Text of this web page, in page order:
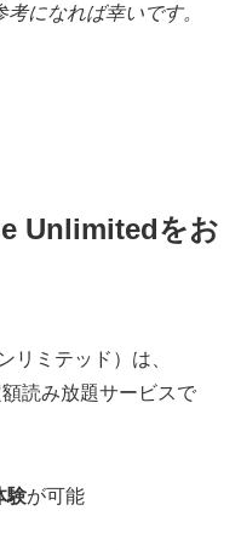
になれば幸いです。
Unlimitedをお
リミテッド）は、
読み放題サービスで
験が可能